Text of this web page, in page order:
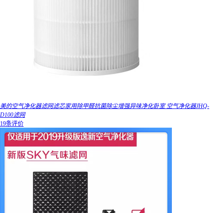
美的空气净化器滤网滤芯家用除甲醛抗菌除尘增强异味净化卧室 空气净化器JHQ-
D100滤网
19条评价